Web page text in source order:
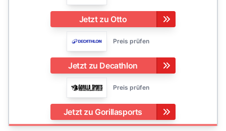
Jetzt zu Otto
Preis prüfen
Jetzt zu Decathlon
Preis prüfen
Jetzt zu Gorillasports